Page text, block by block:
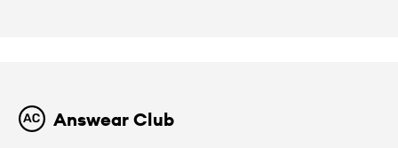
Answear Club